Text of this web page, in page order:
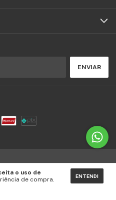
o uso de
de compra. ENTENDI
- 2026. Todos os direitos reservados.